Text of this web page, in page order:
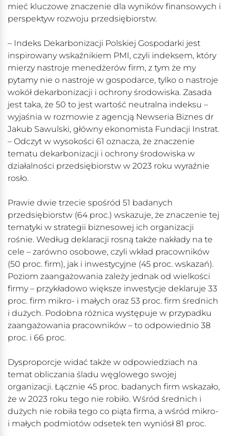
mieć kluczowe znaczenie dla wyników finansowych i
perspektyw rozwoju przedsiębiorstw.
– Indeks Dekarbonizacji Polskiej Gospodarki jest
inspirowany wskaźnikiem PMI, czyli indeksem, który
mierzy nastroje menedżerów firm, z tym że my
pytamy nie o nastroje w gospodarce, tylko o nastroje
wokół dekarbonizacji i ochrony środowiska. Zasada
jest taka, że 50 to jest wartość neutralna indeksu –
wyjaśnia w rozmowie z agencją Newseria Biznes dr
Jakub Sawulski, główny ekonomista Fundacji Instrat.
– Odczyt w wysokości 61 oznacza, że znaczenie
tematu dekarbonizacji i ochrony środowiska w
działalności przedsiębiorstw w 2023 roku wyraźnie
rosło.
Prawie dwie trzecie spośród 51 badanych
przedsiębiorstw (64 proc.) wskazuje, że znaczenie tej
tematyki w strategii biznesowej ich organizacji
rośnie. Według deklaracji rosną także nakłady na te
cele – zarówno osobowe, czyli wkład pracowników
(50 proc. firm), jak i inwestycyjne (45 proc. wskazań).
Poziom zaangażowania zależy jednak od wielkości
firmy – przykładowo większe inwestycje deklaruje 33
proc. firm mikro- i małych oraz 53 proc. firm średnich
i dużych. Podobna różnica występuje w przypadku
zaangażowania pracowników – to odpowiednio 38
proc. i 66 proc.
Dysproporcje widać także w odpowiedziach na
temat obliczania śladu węglowego swojej
organizacji. Łącznie 45 proc. badanych firm wskazało,
że w 2023 roku tego nie robiło. Wśród średnich i
dużych nie robiła tego co piąta firma, a wśród mikro-
i małych podmiotów odsetek ten wyniósł 81 proc.